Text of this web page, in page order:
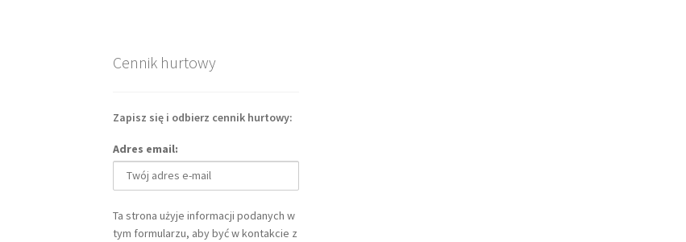
Cennik hurtowy
Zapisz się i odbierz cennik hurtowy:
Adres email:
Ta strona użyje informacji podanych w
tym formularzu, aby być w kontakcie z